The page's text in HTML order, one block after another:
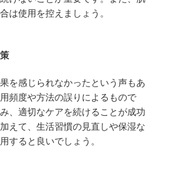
は使用を控えましょう。
を感じられなかったという声もあ
頻度や方法の誤りによるもので
、適切なケアを続けることが成功
えて、生活習慣の見直しや保湿な
すると良いでしょう。